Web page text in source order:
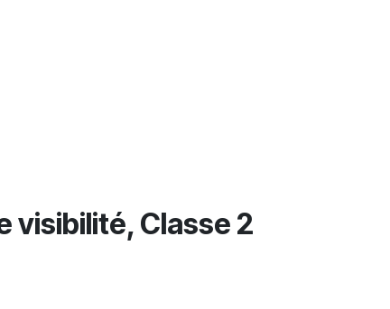
visibilité, Classe 2